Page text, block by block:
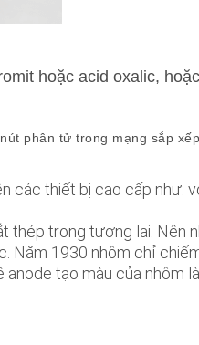
hoặc acid oxalic,
phân tử trong mạng sắp
các thiết bị cao cấp như:
trong tương lai. Nên
Năm 1930 nhôm chỉ
tạo màu của nhôm